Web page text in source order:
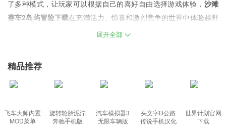
了多种模式，让玩家可以根据自己的喜好自由选择游戏体验， 沙滩
赛车2岛屿冒险下载在充满活力、惊喜和激烈竞争的世界中体验越野
卡丁车的狂热之旅，感兴趣的朋友欢迎来本站下载体验。
添加了许多新东西，包括可更新的能源系统和各种不同的游戏方
式。
大;
每个玩家都可以在最激烈的比赛中成为最好的赛车手，享受赛车的
展开全部
精品推荐
飞车大师内置
MOD菜单
旋转轮胎泥泞
奔驰手机版
汽车模拟器3
无限车辆版
头文字D公路
传说手机汉化
世界计划官网
下载